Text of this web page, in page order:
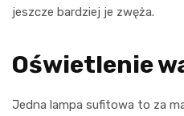
jeszcze bardziej je zwęża.
Oświetlenie
Jedna lampa sufitowa to za